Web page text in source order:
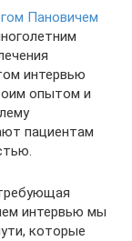
Пановичем
интервью
опытом и
пациентам
интервью мы
которые